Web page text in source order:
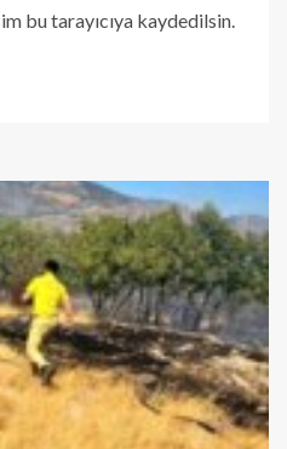
bu tarayıcıya kaydedilsin.